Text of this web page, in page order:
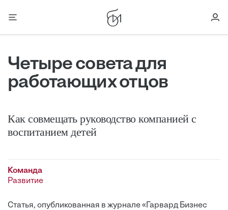
Четыре совета для
работающих отцов
Как совмещать руководство компанией с
воспитанием детей
Команда
Развитие
Статья, опубликованная в журнале «Гарвард Бизнес